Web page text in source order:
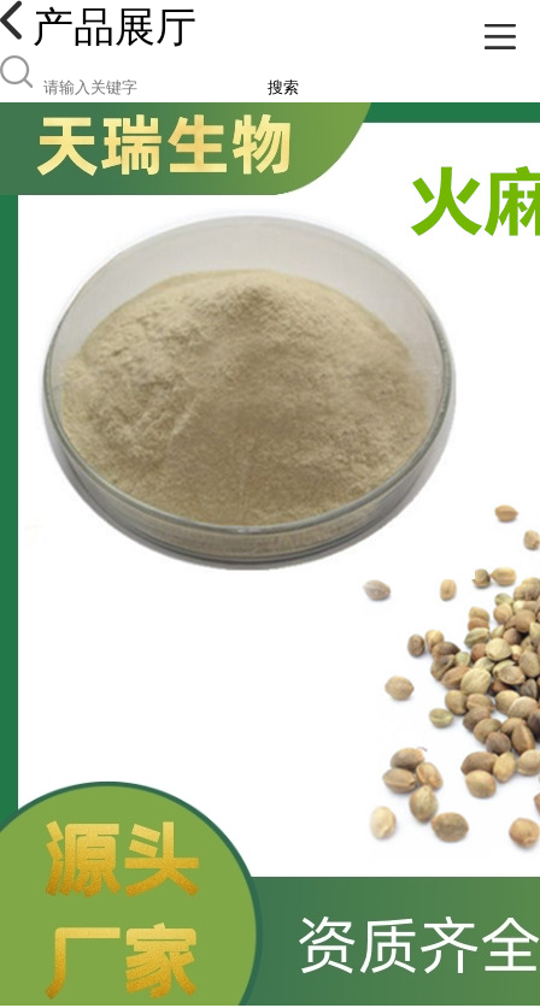
产品展厅
搜索